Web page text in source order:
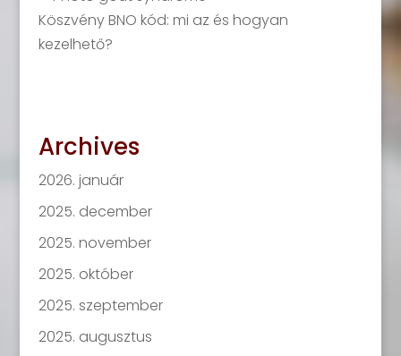
Köszvény BNO kód: mi az és hogyan
kezelhető?
Archives
2026. január
2025. december
2025. november
2025. október
2025. szeptember
2025. augusztus